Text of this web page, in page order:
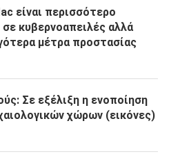
είναι περισσότερο
σε κυβερνοαπειλές αλλά
μέτρα προστασίας
Σε εξέλιξη η ενοποίηση
χώρων (εικόνες)